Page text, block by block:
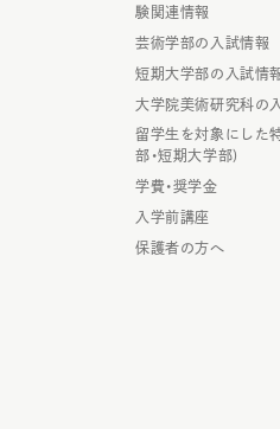
験関連情報
芸術学部の入試情報
短期大学部の入試情
大学院美術研究科の
留学生を対象にした
部・短期大学部)
学費・奨学金
入学前講座
保護者の方へ